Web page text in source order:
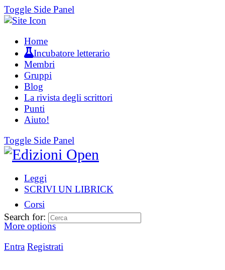
Toggle Side Panel
Home
Incubatore letterario
Membri
Gruppi
Blog
La rivista degli scrittori
Punti
Aiuto!
Toggle Side Panel
Leggi
SCRIVI UN LIBRICK
Corsi
More options
Entra Registrati
Search for: